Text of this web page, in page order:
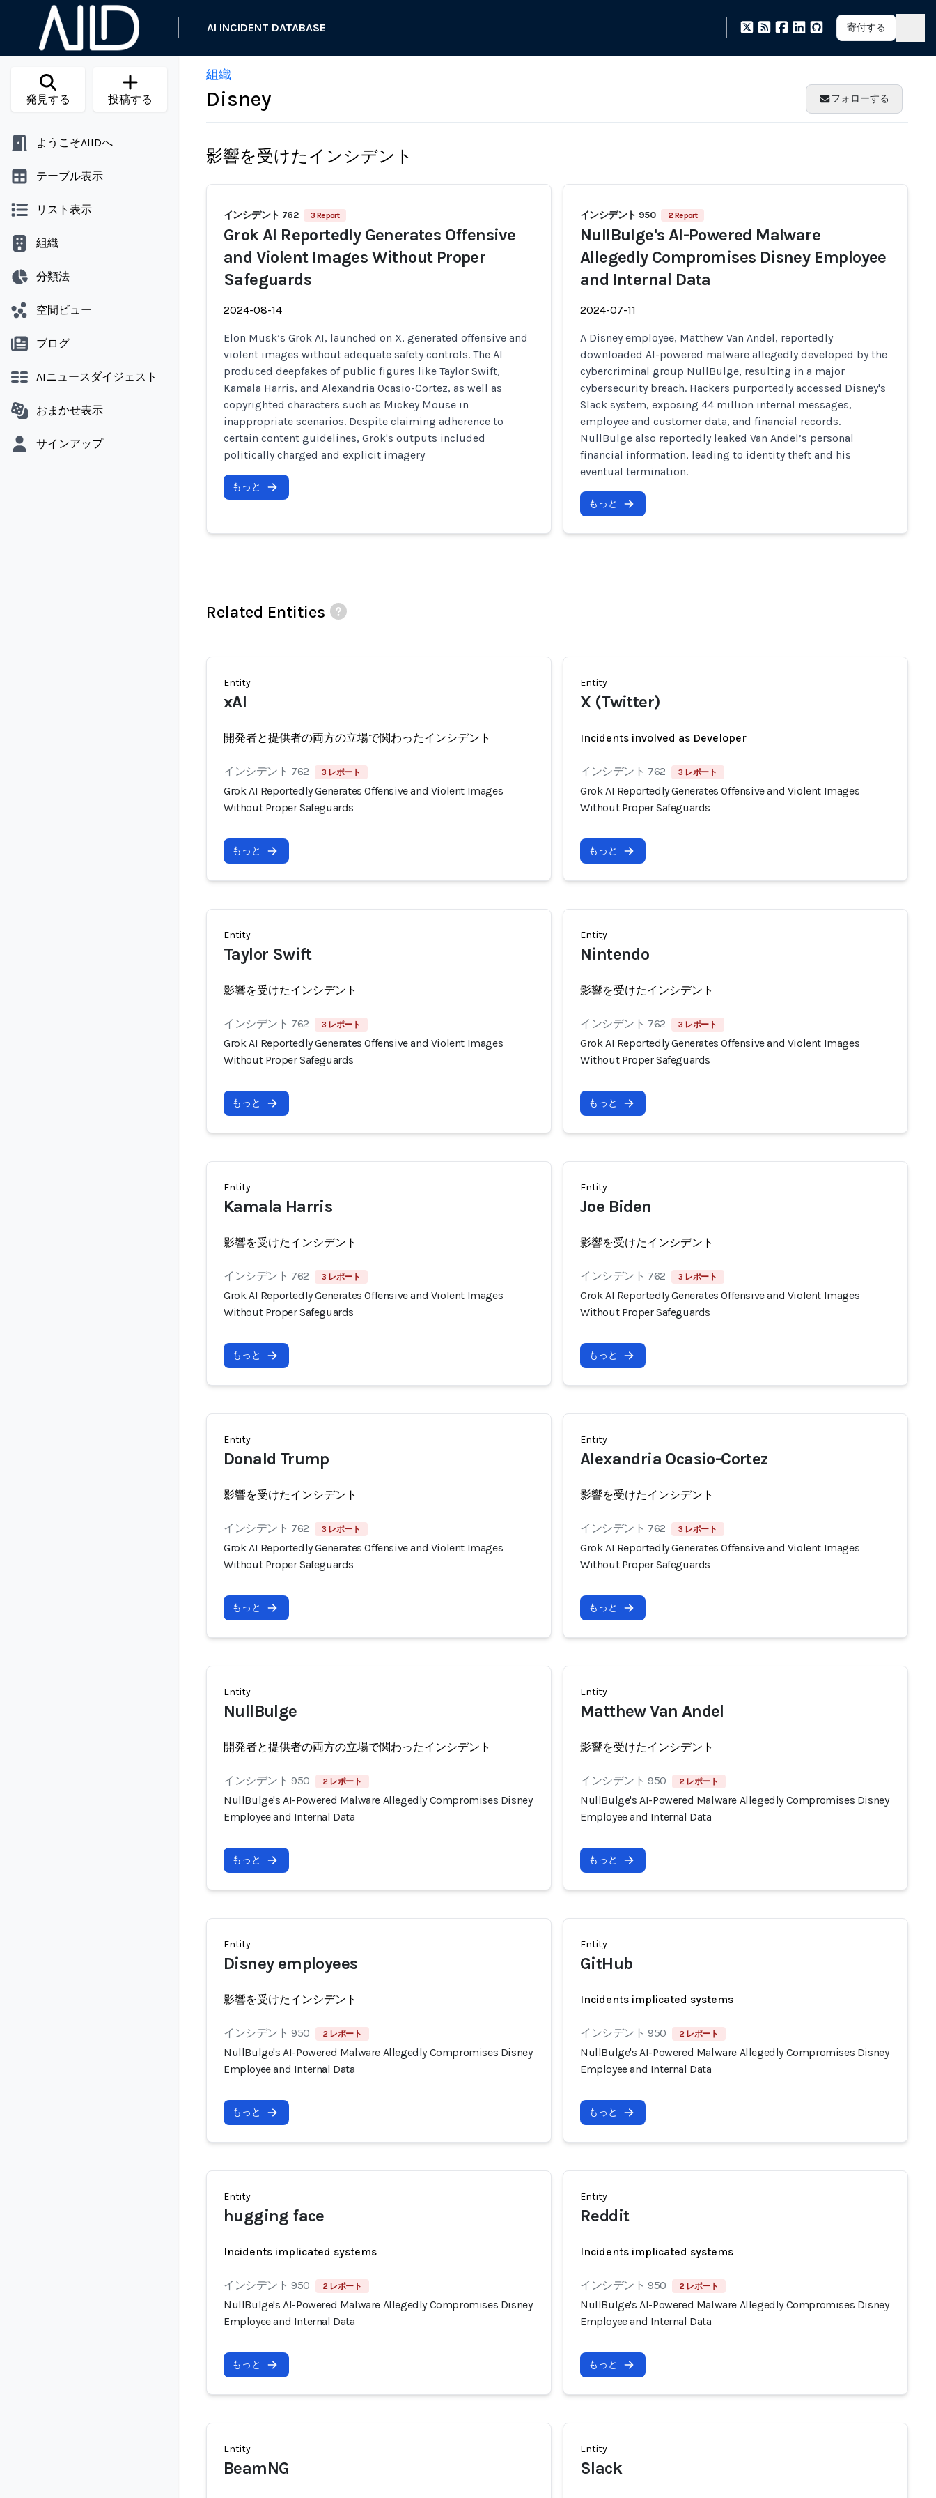
AI INCIDENT DATABASE 寄付する
発見する 投稿する
ようこそAIIDへ
テーブル表示
リスト表示
組織
分類法
空間ビュー
ブログ
AIニュースダイジェスト
おまかせ表示
サインアップ
組織
Disney フォローする
影響を受けたインシデント
インシデント 762 3 Report
Grok AI Reportedly Generates Offensive
and Violent Images Without Proper
Safeguards
2024-08-14
Elon Musk’s Grok AI, launched on X, generated offensive and
violent images without adequate safety controls. The AI
produced deepfakes of public figures like Taylor Swift,
Kamala Harris, and Alexandria Ocasio-Cortez, as well as
copyrighted characters such as Mickey Mouse in
inappropriate scenarios. Despite claiming adherence to
certain content guidelines, Grok's outputs included
politically charged and explicit imagery
もっと
インシデント 950 2 Report
NullBulge's AI-Powered Malware
Allegedly Compromises Disney Employee
and Internal Data
2024-07-11
A Disney employee, Matthew Van Andel, reportedly
downloaded AI-powered malware allegedly developed by the
cybercriminal group NullBulge, resulting in a major
cybersecurity breach. Hackers purportedly accessed Disney's
Slack system, exposing 44 million internal messages,
employee and customer data, and financial records.
NullBulge also reportedly leaked Van Andel’s personal
financial information, leading to identity theft and his
eventual termination.
もっと
Related Entities
Entity
xAI
開発者と提供者の両方の立場で関わったインシデント
インシデント 762 3 レポート
Grok AI Reportedly Generates Offensive and Violent Images
Without Proper Safeguards
もっと
Entity
X (Twitter)
Incidents involved as Developer
インシデント 762 3 レポート
Grok AI Reportedly Generates Offensive and Violent Images
Without Proper Safeguards
もっと
Entity
Taylor Swift
影響を受けたインシデント
インシデント 762 3 レポート
Grok AI Reportedly Generates Offensive and Violent Images
Without Proper Safeguards
もっと
Entity
Nintendo
影響を受けたインシデント
インシデント 762 3 レポート
Grok AI Reportedly Generates Offensive and Violent Images
Without Proper Safeguards
もっと
Entity
Kamala Harris
影響を受けたインシデント
インシデント 762 3 レポート
Grok AI Reportedly Generates Offensive and Violent Images
Without Proper Safeguards
もっと
Entity
Joe Biden
影響を受けたインシデント
インシデント 762 3 レポート
Grok AI Reportedly Generates Offensive and Violent Images
Without Proper Safeguards
もっと
Entity
Donald Trump
影響を受けたインシデント
インシデント 762 3 レポート
Grok AI Reportedly Generates Offensive and Violent Images
Without Proper Safeguards
もっと
Entity
Alexandria Ocasio-Cortez
影響を受けたインシデント
インシデント 762 3 レポート
Grok AI Reportedly Generates Offensive and Violent Images
Without Proper Safeguards
もっと
Entity
NullBulge
開発者と提供者の両方の立場で関わったインシデント
インシデント 950 2 レポート
NullBulge's AI-Powered Malware Allegedly Compromises Disney
Employee and Internal Data
もっと
Entity
Matthew Van Andel
影響を受けたインシデント
インシデント 950 2 レポート
NullBulge's AI-Powered Malware Allegedly Compromises Disney
Employee and Internal Data
もっと
Entity
Disney employees
影響を受けたインシデント
インシデント 950 2 レポート
NullBulge's AI-Powered Malware Allegedly Compromises Disney
Employee and Internal Data
もっと
Entity
GitHub
Incidents implicated systems
インシデント 950 2 レポート
NullBulge's AI-Powered Malware Allegedly Compromises Disney
Employee and Internal Data
もっと
Entity
hugging face
Incidents implicated systems
インシデント 950 2 レポート
NullBulge's AI-Powered Malware Allegedly Compromises Disney
Employee and Internal Data
もっと
Entity
Reddit
Incidents implicated systems
インシデント 950 2 レポート
NullBulge's AI-Powered Malware Allegedly Compromises Disney
Employee and Internal Data
もっと
Entity
BeamNG
Entity
Slack